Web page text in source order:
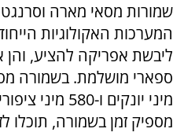
שמורות מסאי מארה
המערכות האקולוגיות
ליבשת אפריקה להציע, והן
מיני יונקים ו-
מספיק זמן בשמורה, תוכלו